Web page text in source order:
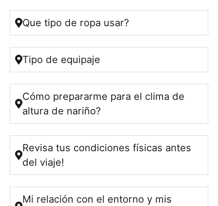
Que tipo de ropa usar?
Tipo de equipaje
Cómo prepararme para el clima de
altura de nariño?
Revisa tus condiciones físicas antes
del viaje!
Mi relación con el entorno y mis